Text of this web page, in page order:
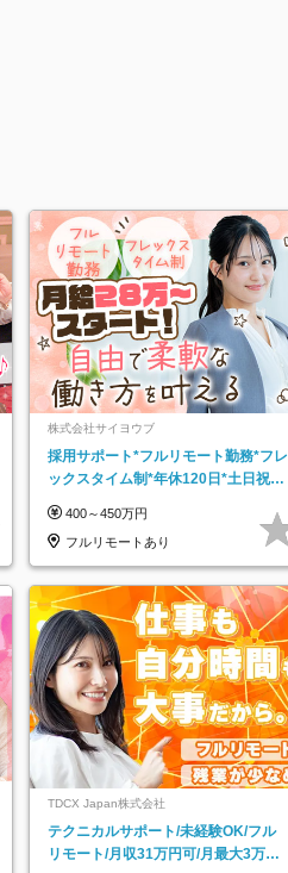
株式会社サイヨウブ
採用サポート*フルリモート勤務*フレ
ックスタイム制*年休120日*土日祝休
400～450万円
フルリモートあり
TDCX Japan株式会社
テクニカルサポート/未経験OK/フル
リモート/月収31万円可/月最大3万の